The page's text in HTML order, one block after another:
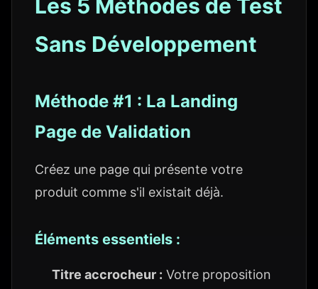
Les 5 Méthodes de Test
Sans Développement
Méthode #1 : La Landing
Page de Validation
Créez une page qui présente votre
produit comme s'il existait déjà.
Éléments essentiels :
Titre accrocheur : Votre proposition